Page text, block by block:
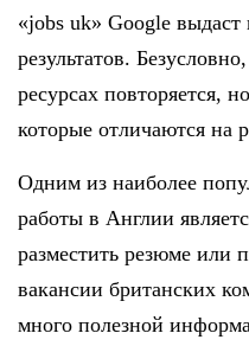
«jobs uk» Google
результатов.
ресурсах повторяется,
которые отличаются на
Одним из наиболее
работы в Англии
разместить резюме или
вакансии британских
много полезной